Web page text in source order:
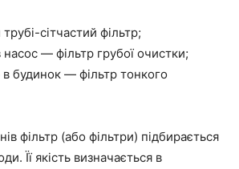
сітчастий фільтр;
— фільтр грубої очистки;
будинок — фільтр тонкого
фільтр (або фільтри) підбирається
Її якість визначається в